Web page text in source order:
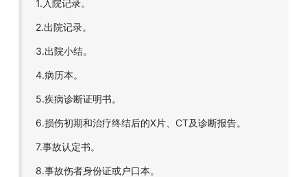
1.入院记录。
2.出院记录。
3.出院小结。
4.病历本。
5.疾病诊断证明书。
6.损伤初期和治疗终结后的X片、CT及诊断报告。
7.事故认定书。
8.事故伤者身份证或户口本。